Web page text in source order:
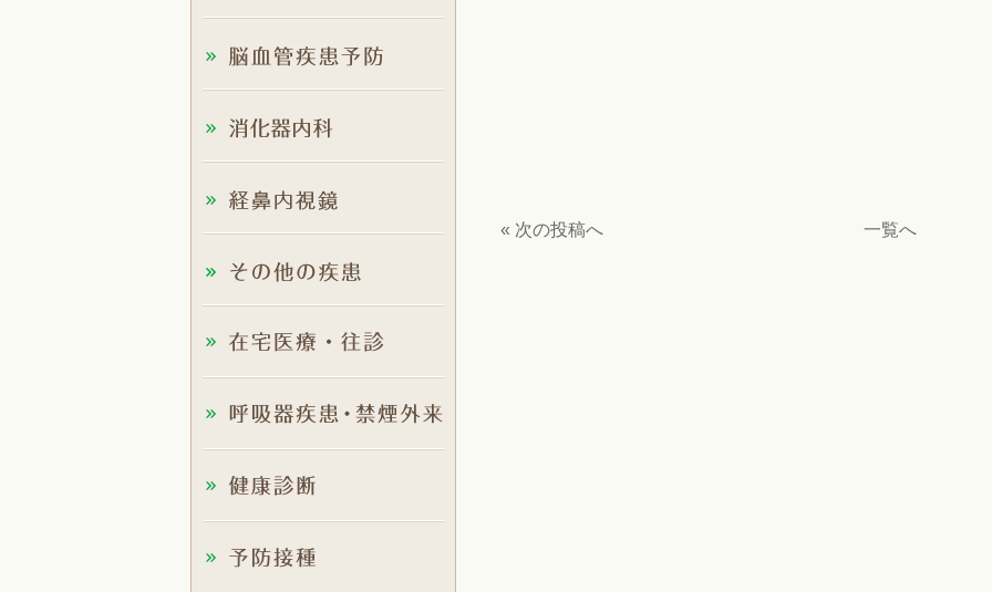
一覧へ
« 次の投稿へ